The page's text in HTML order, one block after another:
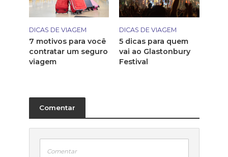
DICAS DE VIAGEM
7 motivos para você
contratar um seguro
viagem
DICAS DE VIAGEM
5 dicas para quem
vai ao Glastonbury
Festival
Comentar
Comentar